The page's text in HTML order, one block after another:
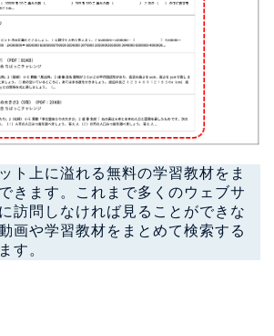
ト上に溢れる無料の学習教材をま
きます。これまで多くのウェブサ
訪問しなければ見ることができな
画や学習教材をまとめて検索する
す。